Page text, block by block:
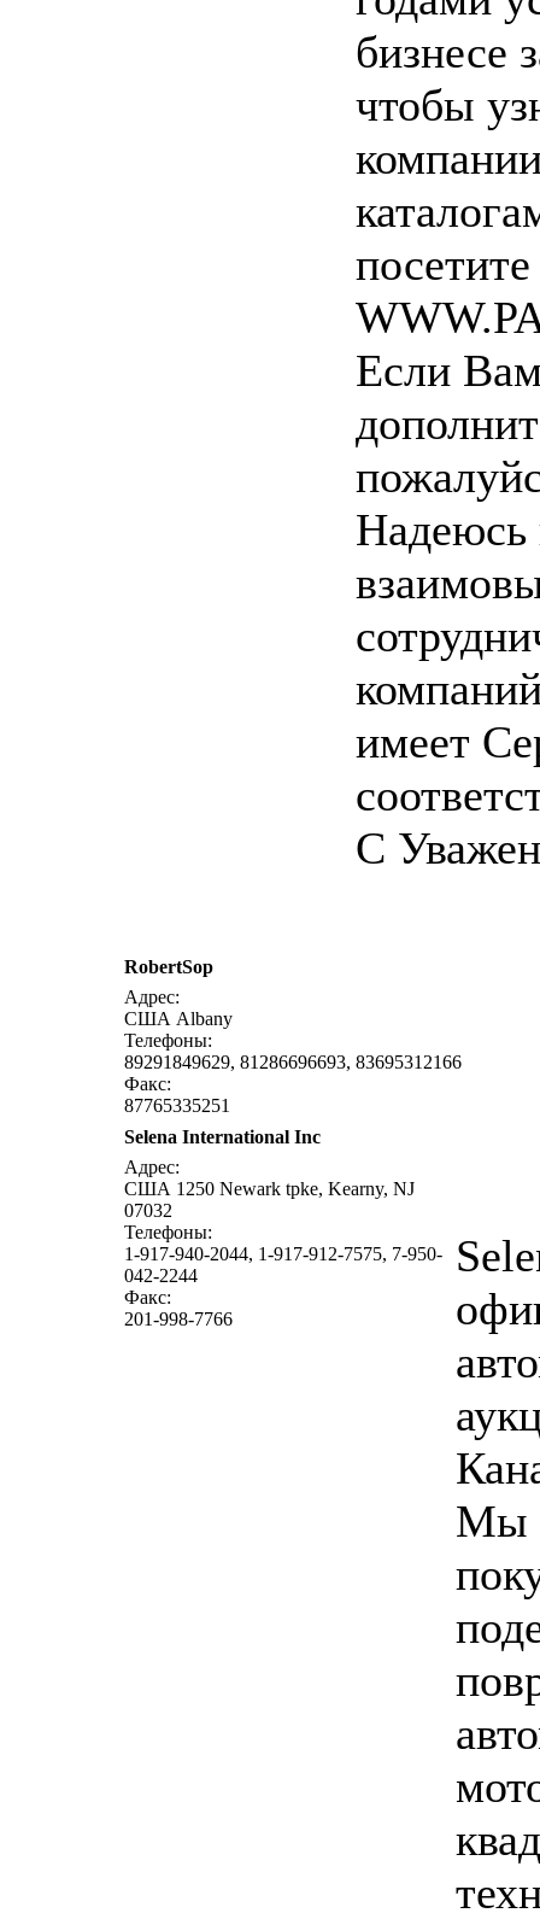
бизнесе
чтобы
Если
Надеюсь
имеет
С
RobertSop
Адрес:
США Albany
Телефоны:
89291849629, 81286696693, 83695312166
Факс:
87765335251
Selena International Inc
Адрес:
США 1250 Newark tpke, Kearny, NJ
07032
Телефоны:
1-917-940-2044, 1-917-912-7575, 7-950-
042-2244
Факс:
201-998-7766
Мы